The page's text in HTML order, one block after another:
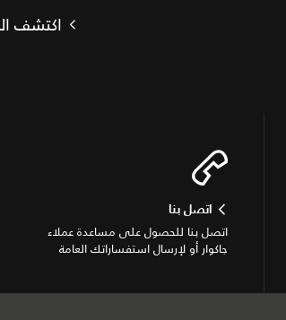
اكتشف
اتصل بنا
اتصل بنا للحصول على مساعدة عملاء
جاكوار أو لإرسال استفساراتك العامة